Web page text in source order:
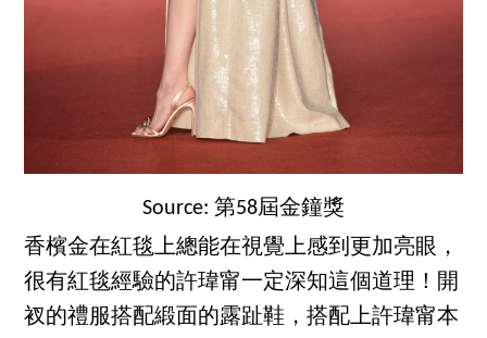
Source: 第58屆金鐘獎
香檳金在紅毯上總能在視覺上感到更加亮眼，
很有紅毯經驗的許瑋甯一定深知這個道理！開
衩的禮服搭配緞面的露趾鞋，搭配上許瑋甯本